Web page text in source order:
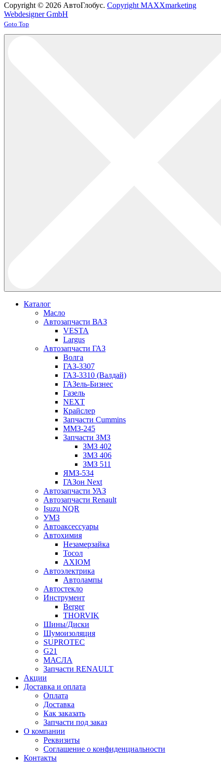
Copyright © 2026 АвтоГлобус. Copyright MAXXmarketing
Webdesigner GmbH
Joomla! 3 Templates
Goto Top
Каталог
Масло
Автозапчасти ВАЗ
VESTA
Largus
Автозапчасти ГАЗ
Волга
ГАЗ-3307
ГАЗ-3310 (Валдай)
ГАЗель-Бизнес
Газель
NEXT
Крайслер
Запчасти Cummins
ММЗ-245
Запчасти ЗМЗ
ЗМЗ 402
ЗМЗ 406
ЗМЗ 511
ЯМЗ-534
ГАЗон Next
Автозапчасти УАЗ
Автозапчасти Renault
Isuzu NQR
УМЗ
Автоаксессуары
Автохимия
Незамерзайка
Тосол
AXIOM
Автоэлектрика
Автолампы
Автостекло
Инструмент
Berger
THORVIK
Шины/Диски
Шумоизоляция
SUPROTEC
G21
МАСЛА
Запчасти RENAULT
Акции
Доставка и оплата
Оплата
Доставка
Как заказать
Запчасти под заказ
О компании
Реквизиты
Соглашение о конфиденциальности
Контакты